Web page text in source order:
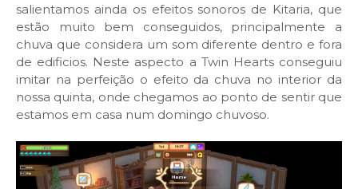
salientamos ainda os efeitos sonoros de Kitaria, que
estão muito bem conseguidos, principalmente a
chuva que considera um som diferente dentro e fora
de edificios. Neste aspecto a Twin Hearts conseguiu
imitar na perfeição o efeito da chuva no interior da
nossa quinta, onde chegamos ao ponto de sentir que
estamos em casa num domingo chuvoso.